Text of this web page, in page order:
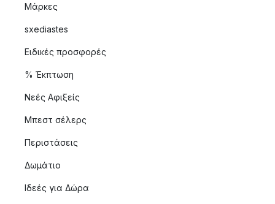
Μάρκες
sxediastes
Ειδικές προσφορές
% Έκπτωση
Νεές Αφιξείς
Μπεστ σέλερς
Περιστάσεις
Δωμάτιο
Ιδεές για Δώρα